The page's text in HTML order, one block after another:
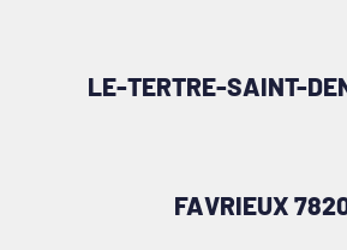
LE-TERTRE-SAINT-
FAVRIEUX